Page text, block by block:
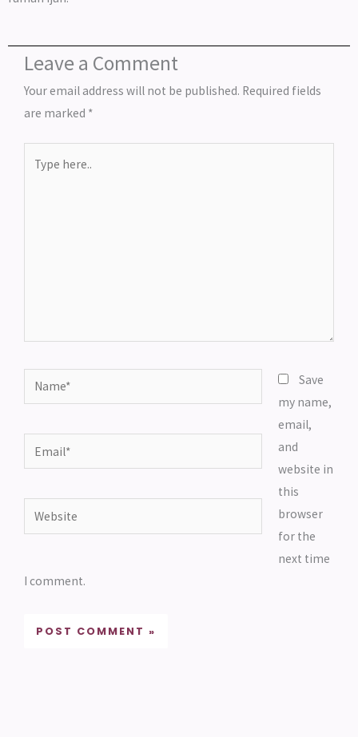
Leave a Comment
Your email address will not be published. Required fields
are marked *
here..
Name*
Email*
Website
Save
my name,
email,
and
website in
this
browser
for the
next time
I comment.